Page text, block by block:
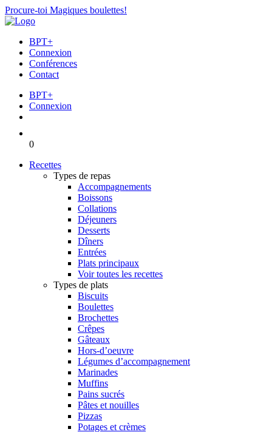
Procure-toi Magiques boulettes!
BPT+
Connexion
Conférences
Contact
BPT+
Connexion
0
Recettes
Types de repas
Accompagnements
Boissons
Collations
Déjeuners
Desserts
Dîners
Entrées
Plats principaux
Voir toutes les recettes
Types de plats
Biscuits
Boulettes
Brochettes
Crêpes
Gâteaux
Hors-d’oeuvre
Légumes d’accompagnement
Marinades
Muffins
Pains sucrés
Pâtes et nouilles
Pizzas
Potages et crèmes